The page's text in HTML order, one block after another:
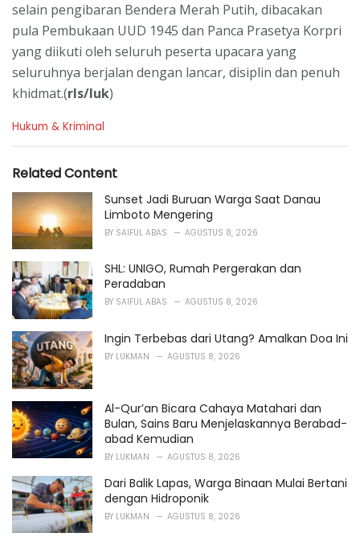
selain pengibaran Bendera Merah Putih, dibacakan
pula Pembukaan UUD 1945 dan Panca Prasetya Korpri
yang diikuti oleh seluruh peserta upacara yang
seluruhnya berjalan dengan lancar, disiplin dan penuh
khidmat.(rls/luk)
C
e
o
e
:
Hukum & Kriminal
Related Content
Sunset Jadi Buruan Warga Saat Danau
Limboto Mengering
BY SAIFUL ABAS AGUSTUS 8, 2026
SHL: UNIGO, Rumah Pergerakan dan
Peradaban
BY SAIFUL ABAS AGUSTUS 8, 2026
Ingin Terbebas dari Utang? Amalkan Doa Ini
BY LUKMAN AGUSTUS 8, 2026
Al-Qur’an Bicara Cahaya Matahari dan
Bulan, Sains Baru Menjelaskannya Berabad-
abad Kemudian
BY LUKMAN AGUSTUS 8, 2026
Dari Balik Lapas, Warga Binaan Mulai Bertani
dengan Hidroponik
BY LUKMAN AGUSTUS 8, 2026